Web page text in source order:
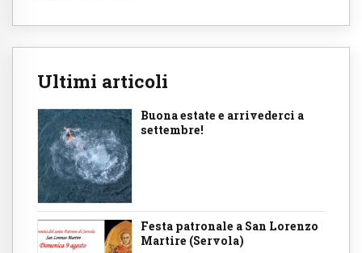
Ultimi articoli
Buona estate e arrivederci a
settembre!
Festa patronale a San Lorenzo
Martire (Servola)